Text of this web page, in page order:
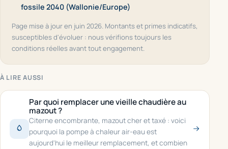
fossile 2040 (Wallonie/Europe)
Page mise à jour en juin 2026. Montants et primes indicatifs,
susceptibles d'évoluer : nous vérifions toujours les
conditions réelles avant tout engagement.
À LIRE AUSSI
Par quoi remplacer une vieille chaudière au
mazout ?
Citerne encombrante, mazout cher et taxé : voici
pourquoi la pompe à chaleur air-eau est
aujourd'hui le meilleur remplacement, et combien